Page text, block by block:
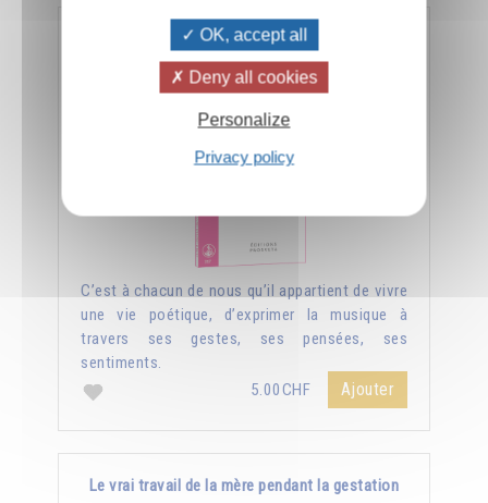
L'art et la vie
C’est à chacun de nous qu’il appartient de vivre
une vie poétique, d’exprimer la musique à
travers ses gestes, ses pensées, ses
sentiments.
5.00CHF
Ajouter
Le vrai travail de la mère pendant la gestation
OK, accept all
Deny all cookies
Personalize
Privacy policy